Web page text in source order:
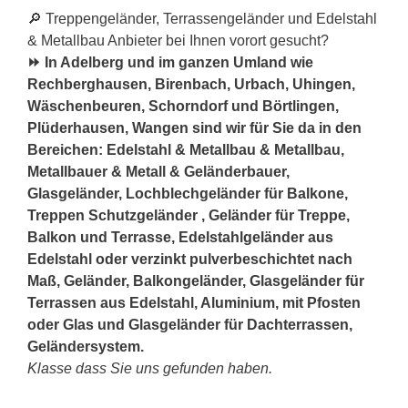
🔎 Treppengeländer, Terrassengeländer und Edelstahl
& Metallbau Anbieter bei Ihnen vorort gesucht?
⏩ In Adelberg und im ganzen Umland wie
Rechberghausen, Birenbach, Urbach, Uhingen,
Wäschenbeuren, Schorndorf und Börtlingen,
Plüderhausen, Wangen sind wir für Sie da in den
Bereichen: Edelstahl & Metallbau & Metallbau,
Metallbauer & Metall & Geländerbauer,
Glasgeländer, Lochblechgeländer für Balkone,
Treppen Schutzgeländer , Geländer für Treppe,
Balkon und Terrasse, Edelstahlgeländer aus
Edelstahl oder verzinkt pulverbeschichtet nach
Maß, Geländer, Balkongeländer, Glasgeländer für
Terrassen aus Edelstahl, Aluminium, mit Pfosten
oder Glas und Glasgeländer für Dachterrassen,
Geländersystem.
Klasse dass Sie uns gefunden haben.